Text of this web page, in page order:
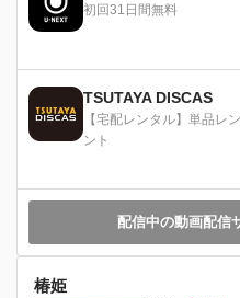
初回31日間無料
TSUTAYA DISCAS
【宅配レンタル】単品レ
ント
配信中の動画配信
椿姫